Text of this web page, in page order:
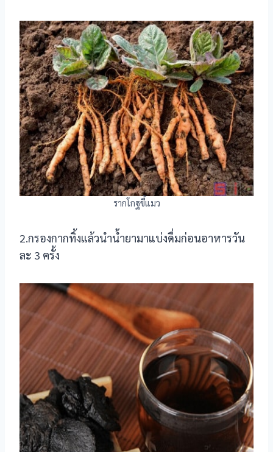
รากโกฐขี้แมว
2.กรองกากทิ้งแล้วนำน้ำยามาแบ่งดื่มก่อนอาหารวัน
ละ 3 ครั้ง